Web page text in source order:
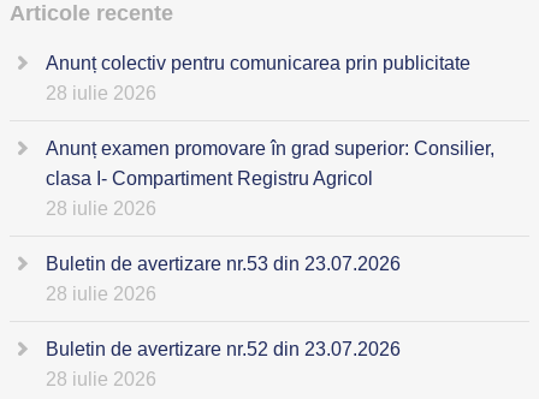
Articole recente
Anunț colectiv pentru comunicarea prin publicitate
28 iulie 2026
Anunț examen promovare în grad superior: Consilier,
clasa I- Compartiment Registru Agricol
28 iulie 2026
Buletin de avertizare nr.53 din 23.07.2026
28 iulie 2026
Buletin de avertizare nr.52 din 23.07.2026
28 iulie 2026